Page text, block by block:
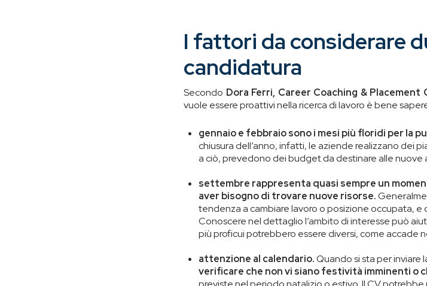
I fattori da considerare
candidatura
Secondo Dora Ferri, Career Coaching & Placement
vuole essere proattivi nella ricerca di lavoro è bene
gennaio e febbraio sono i mesi più floridi per la
chiusura dell’anno, infatti, le aziende realizzano dei
a ciò, prevedono dei budget da destinare alle nuove
settembre rappresenta quasi sempre un
aver bisogno di trovare nuove risorse.
tendenza a cambiare lavoro o posizione occupata, e
Conoscere nel dettaglio l’ambito di interesse può
più proficui potrebbero essere diversi, come accade
attenzione al calendario.Quando si sta per
verificare che non vi siano festività imminenti o